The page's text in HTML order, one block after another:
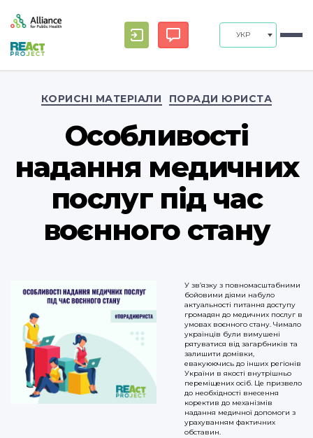
УКР
КОРИСНІ МАТЕРІАЛИ ПОРАДИ ЮРИСТА
Особливості
надання медичних
послуг під час
воєнного стану
У зв’язку з повномасштабними
бойовими діями набуло
актуальності питання доступу
громадян до медичних послуг в
умовах воєнного стану. Чимало
українців були вимушені
рятуватися від загарбників та
залишити домівки,
евакуюючись до інших регіонів
України в якості внутрішньо
переміщених осіб. Це призвело
до необхідності внесення
коректив до механізмів
надання медичної допомоги з
урахуванням фактичних
обставин.